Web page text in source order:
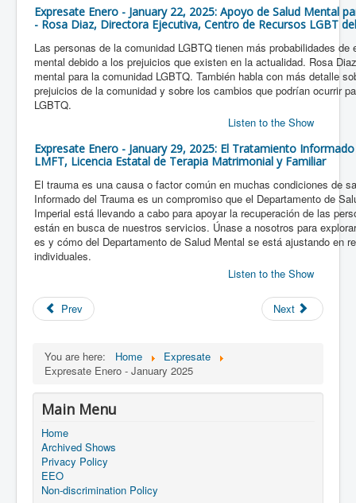
Expresate Enero - January 22, 2025: Apoyo de Salud Mental
- Rosa Diaz, Directora Ejecutiva, Centro de Recursos LGBT
Las personas de la comunidad LGBTQ tienen más probabilidades
mental debido a los prejuicios que existen en la actualidad. Rosa
mental para la comunidad LGBTQ. También habla con más detalle
prejuicios de la comunidad y sobre los cambios que podrían ocurrir
LGBTQ.
Listen to the Show
Expresate Enero - January 29, 2025: El Tratamiento
LMFT, Licencia Estatal de Terapia Matrimonial y Familiar
El trauma es una causa o factor común en muchas condiciones de
Informado del Trauma es un compromiso que el Departamento de
Imperial está llevando a cabo para apoyar la recuperación de las
están en busca de nuestros servicios. Únase a nosotros para
es y cómo del Departamento de Salud Mental se está ajustando en
individuales.
Listen to the Show
Prev Next
You are here: Home
Expresate
Expresate Enero - January 2025
Main Menu
Home
Archived Shows
Privacy Policy
EEO
Non-discrimination Policy